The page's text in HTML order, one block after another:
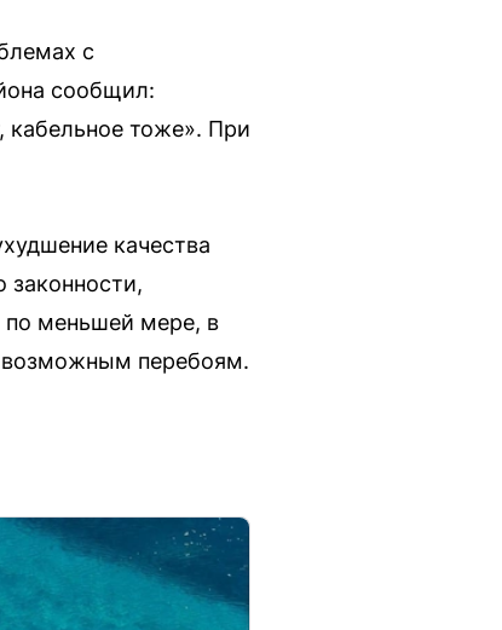
с
сообщил:
кабельное тоже». При
качества
законности,
по меньшей мере, в
возможным перебоям.